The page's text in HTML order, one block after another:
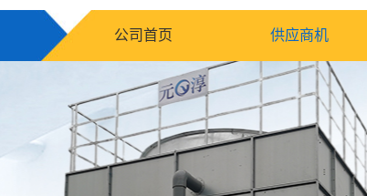
公司首页 供应商机